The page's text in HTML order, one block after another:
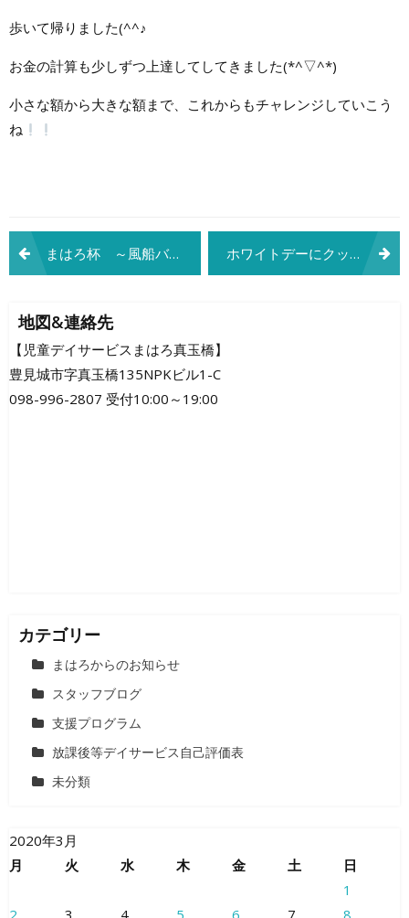
歩いて帰りました(^^♪
お金の計算も少しずつ上達してしてきました(*^▽^*)
小さな額から大きな額まで、これからもチャレンジしていこう
ね
投
稿
ナ
ビ
ゲ
まはろ杯 ～風船バレー～ ホワイトデーにクッキー作り(⌒∇⌒)
地図&連絡先
【児童デイサービスまはろ真玉橋】
豊見城市字真玉橋135NPKビル1-C
098-996-2807 受付10:00～19:00
カテゴリー
まはろからのお知らせ
スタッフブログ
支援プログラム
放課後等デイサービス自己評価表
未分類
2020年3月
月
火 水 木 金 土
日
1